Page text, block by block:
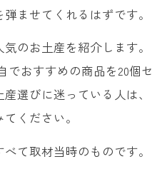
ませてくれるはずです。
のお土産を紹介します。
でおすすめの商品を20個セ
選びに迷っている人は、
ください。
て取材当時のものです。